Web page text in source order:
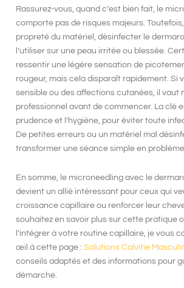
Rassurez-vous, quand c’est bien fait, le
comporte pas de risques majeurs.
propreté du matériel, désinfecter le
l’utiliser sur une peau irritée ou blessée.
ressentir une légère sensation de
rougeur, mais cela disparaît rapidement. Si
sensible ou des affections cutanées, il vaut
professionnel avant de commencer. La clé
prudence et l’hygiène, pour éviter toute
De petites erreurs ou un matériel mal
transformer une séance simple en
En somme, le microneedling avec le
devient un allié intéressant pour ceux qui
croissance capillaire ou renforcer leur
souhaitez en savoir plus sur cette pratique
l’intégrer à votre routine capillaire, je vous
œil à cette page : Solutions Calvitie
conseils adaptés et des informations pour
démarche.